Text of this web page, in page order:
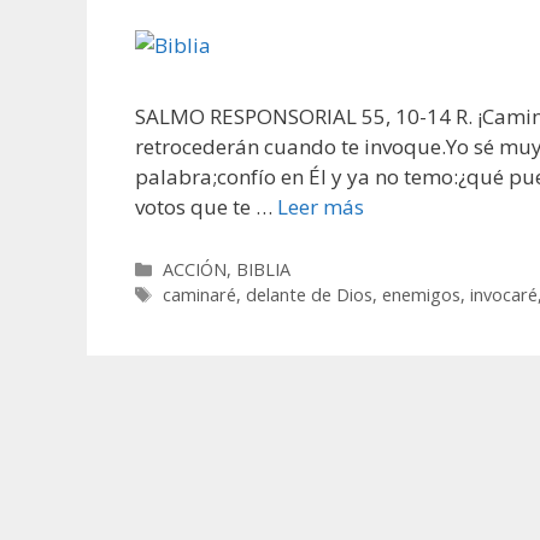
SALMO RESPONSORIAL 55, 10-14 R.
retrocederán cuando te invoque.Yo sé
palabra;confío en Él y ya no temo:¿qué
votos que te … Leer más
Categorías
ACCIÓN, BIBLIA
Etiquetas
caminaré,delante de Dios,enemigos,invocaré